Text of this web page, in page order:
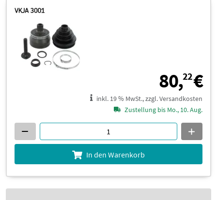
80,22€
inkl. 19 % MwSt., zzgl. Versandkosten
Zustellung bis Mo., 10. Aug.
In den Warenkorb